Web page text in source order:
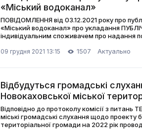
«Міський водоканал»
ПОВІДОМЛЕННЯ від 03.12.2021 року про
«Міський водоканал» про укладання
індивідуальним споживачем про надання
09 грудня 2021 13:15 1507 Актуально
Відбудуться громадські
Новокаховської міської
рік
Відповідно до протоколу комісії з питань
міські громадські слухання щодо проекту
територіальної громади на 2022 рік